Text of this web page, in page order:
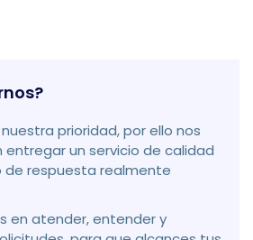
prioridad, por ello nos
un servicio de calidad
de respuesta realmente
en atender, entender y